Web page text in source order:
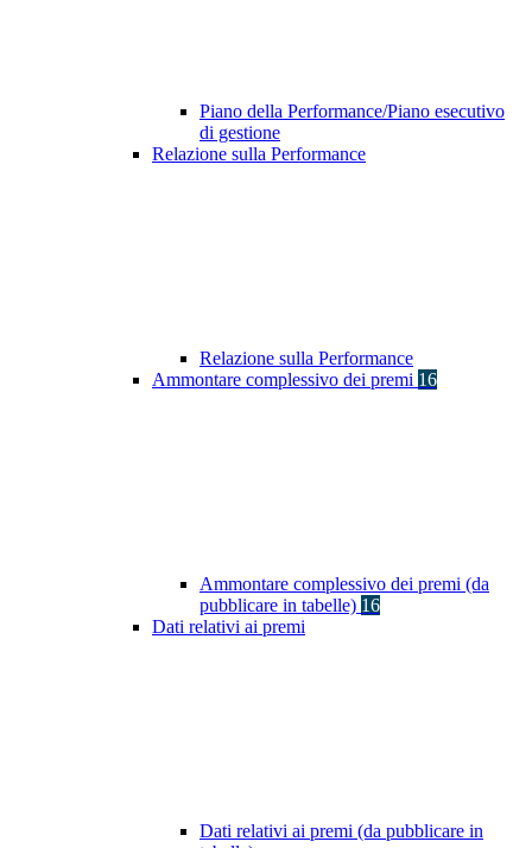
Piano della Performance/Piano esecutivo
di gestione
Relazione sulla Performance
Relazione sulla Performance
Ammontare complessivo dei premi 16
Ammontare complessivo dei premi (da
pubblicare in tabelle) 16
Dati relativi ai premi
Dati relativi ai premi (da pubblicare in